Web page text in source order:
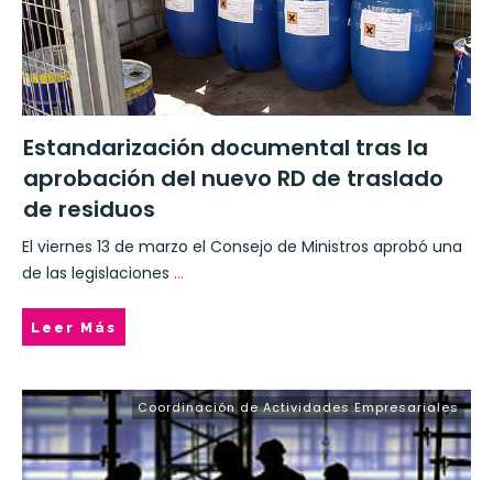
Estandarización documental tras la
aprobación del nuevo RD de traslado
de residuos
El viernes 13 de marzo el Consejo de Ministros aprobó una
de las legislaciones ...
Leer Más
Coordinación de Actividades Empresariales